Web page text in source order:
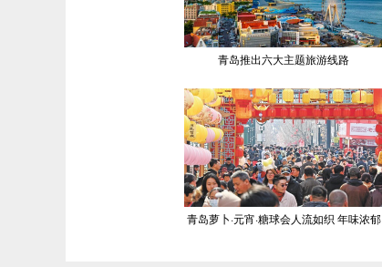
青岛推出六大主题旅游线路
青岛萝卜·元宵·糖球会人流如织 年味浓郁